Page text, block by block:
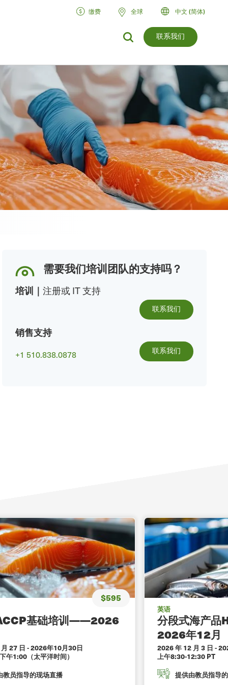
联系我们
缴费 全球 中文 (简体)
需要我们培训团队的支持吗？
培训 ｜ 注册或 IT 支持
联系我们
销售支持
+1 510.838.0878 联系我们
$595
基础培训——2026
27 日 -2026年10月30日
午1:00（太平洋时间）
教员指导的现场直播
英语
分段式海产
2026年12月
2026 年 12 月 3 日 -
上午8:30-12:30 PT
提供由教员指导